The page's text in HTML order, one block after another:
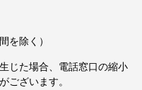
を除く）
じた場合、電話窓口の縮小
ございます。